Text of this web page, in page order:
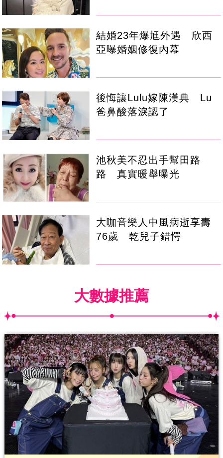
結婚23年爆尪外遇 欣西
亞曝婚姻修復內幕
後悔讓Lulu嫁陳漢典 Lu
爸鼻酸落淚認了
池秋美不忍出手幫田路
路 真實暖舉曝光
大咖音樂人中風病逝享壽
76歲 乾兒子錯愕
大數據推薦